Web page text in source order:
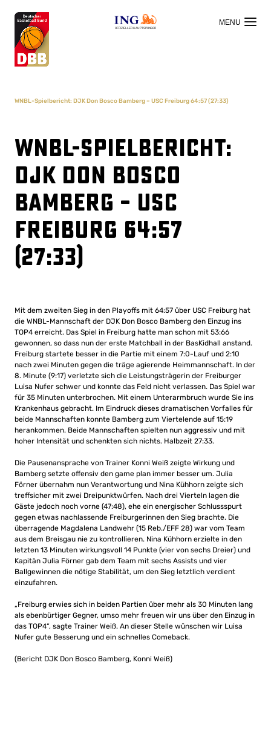
OFFIZIELLER HAUPTSPONSOR
WNBL-Spielbericht: DJK Don Bosco Bamberg – USC Freiburg 64:57 (27:33)
WNBL-Spielbericht:
DJK Don Bosco
Bamberg – USC
Freiburg 64:57
(27:33)
Mit dem zweiten Sieg in den Playoffs mit 64:57 über USC Freiburg hat
die WNBL-Mannschaft der DJK Don Bosco Bamberg den Einzug ins
TOP4 erreicht. Das Spiel in Freiburg hatte man schon mit 53:66
gewonnen, so dass nun der erste Matchball in der BasKidhall anstand.
Freiburg startete besser in die Partie mit einem 7:0-Lauf und 2:10
nach zwei Minuten gegen die träge agierende Heimmannschaft. In der
8. Minute (9:17) verletzte sich die Leistungsträgerin der Freiburger
Luisa Nufer schwer und konnte das Feld nicht verlassen. Das Spiel war
für 35 Minuten unterbrochen. Mit einem Unterarmbruch wurde Sie ins
Krankenhaus gebracht. Im Eindruck dieses dramatischen Vorfalles für
beide Mannschaften konnte Bamberg zum Viertelende auf 15:19
herankommen. Beide Mannschaften spielten nun aggressiv und mit
hoher Intensität und schenkten sich nichts. Halbzeit 27:33.
Die Pausenansprache von Trainer Konni Weiß zeigte Wirkung und
Bamberg setzte offensiv den game plan immer besser um. Julia
Förner übernahm nun Verantwortung und Nina Kühhorn zeigte sich
treffsicher mit zwei Dreipunktwürfen. Nach drei Vierteln lagen die
Gäste jedoch noch vorne (47:48), ehe ein energischer Schlussspurt
gegen etwas nachlassende Freiburgerinnen den Sieg brachte. Die
überragende Magdalena Landwehr (15 Reb./EFF 28) war vom Team
aus dem Breisgau nie zu kontrollieren. Nina Kühhorn erzielte in den
letzten 13 Minuten wirkungsvoll 14 Punkte (vier von sechs Dreier) und
Kapitän Julia Förner gab dem Team mit sechs Assists und vier
Ballgewinnen die nötige Stabilität, um den Sieg letztlich verdient
einzufahren.
„Freiburg erwies sich in beiden Partien über mehr als 30 Minuten lang
als ebenbürtiger Gegner, umso mehr freuen wir uns über den Einzug in
das TOP4“, sagte Trainer Weiß. An dieser Stelle wünschen wir Luisa
Nufer gute Besserung und ein schnelles Comeback.
(Bericht DJK Don Bosco Bamberg, Konni Weiß)